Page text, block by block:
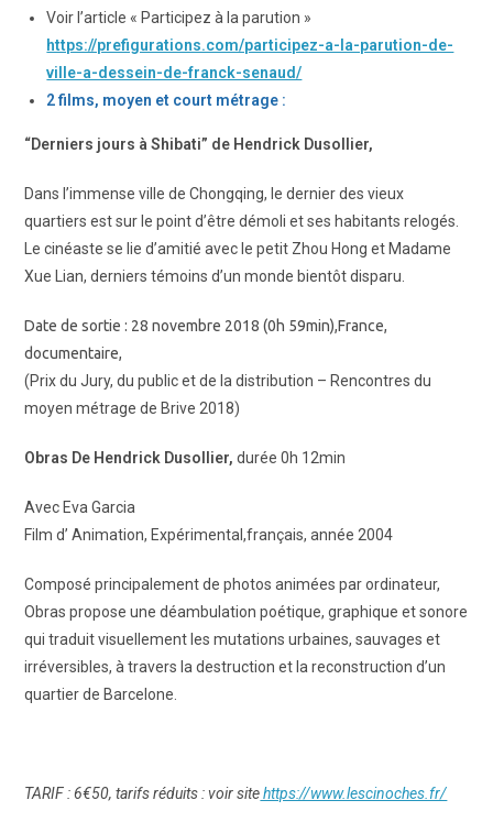
Voir l’article « Participez à la parution »
https://prefigurations.com/participez-a-la-parution-de-
ville-a-dessein-de-franck-senaud/
2 films, moyen et court métrage :
“Derniers jours à Shibati” de Hendrick Dusollier,
Dans l’immense ville de Chongqing, le dernier des vieux
quartiers est sur le point d’être démoli et ses habitants relogés.
Le cinéaste se lie d’amitié avec le petit Zhou Hong et Madame
Xue Lian, derniers témoins d’un monde bientôt disparu.
Date de sortie : 28 novembre 2018 (0h 59min),France,
documentaire,
(Prix du Jury, du public et de la distribution – Rencontres du
moyen métrage de Brive 2018)
Obras De Hendrick Dusollier,durée 0h 12min
Avec Eva Garcia
Film d’ Animation, Expérimental,français, année 2004
Composé principalement de photos animées par ordinateur,
Obras propose une déambulation poétique, graphique et sonore
qui traduit visuellement les mutations urbaines, sauvages et
irréversibles, à travers la destruction et la reconstruction d’un
quartier de Barcelone.
TARIF : 6€50, tarifs réduits : voir sitehttps://www.lescinoches.fr/